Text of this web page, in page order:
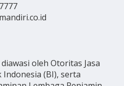
oleh Otoritas Jasa
Indonesia (BI), serta